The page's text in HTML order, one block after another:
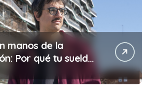
manos de la
Por qué tu sueldo